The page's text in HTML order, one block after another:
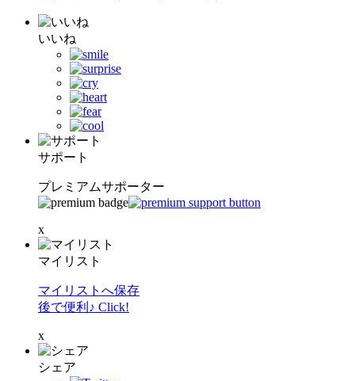
いいね
サポート
プレミアムサポーター
x
マイリスト
マイリストへ保存
後で便利♪ Click!
x
シェア